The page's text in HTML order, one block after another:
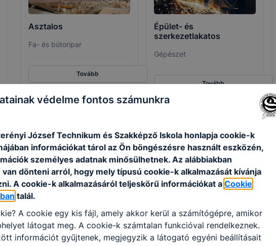
Asztalos
Fa- és bútoripar
Tovább
Épület- és
szerkezetlakatos
Gépészet
Tovább
Kereskedelmi értékesítő
Tovább
Logisztikai technikus
szállítmányozás
védelme fontos számunkra
József Technikum és Szakképző Iskola honlapja cookie-k
információkat tárol az Ön böngészésre használt eszközén,
személyes adatnak minősülhetnek. Az alábbiakban
dönteni arról, hogy mely típusú cookie-k alkalmazását kívánja
A cookie-k alkalmazásáról teljeskörű információkat a Cookie
talál.
A cookie egy kis fájl, amely akkor kerül a számítógépre, amikor
látogat meg. A cookie-k számtalan funkcióval rendelkeznek.
információt gyűjtenek, megjegyzik a látogató egyéni beállításait